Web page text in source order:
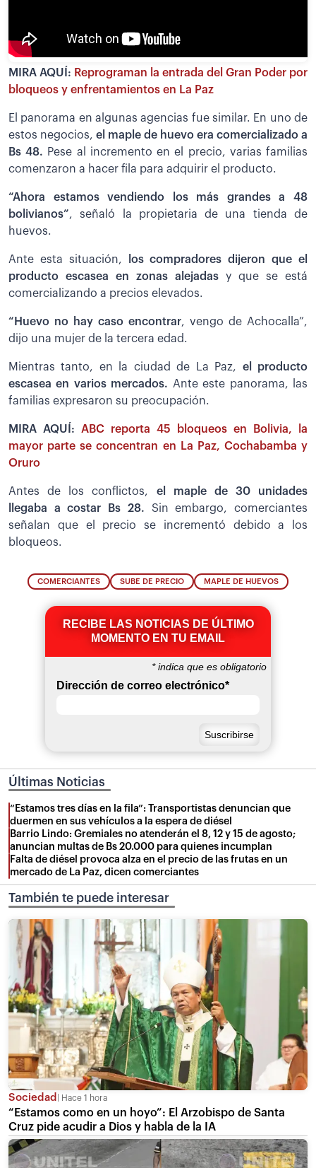
MIRA AQUÍ: Reprograman la entrada del Gran Poder por
bloqueos y enfrentamientos en La Paz
El panorama en algunas agencias fue similar. En uno de
estos negocios, el maple de huevo era comercializado a
Bs 48. Pese al incremento en el precio, varias familias
comenzaron a hacer fila para adquirir el producto.
“Ahora estamos vendiendo los más grandes a 48
bolivianos”, señaló la propietaria de una tienda de
huevos.
Ante esta situación,
los compradores dijeron que el
producto escasea en zonas alejadas y que se está
comercializando a precios elevados.
“Huevo no hay caso encontrar, vengo de Achocalla”,
dijo una mujer de la tercera edad.
Mientras tanto, en la ciudad de La Paz, el producto
escasea en varios mercados. Ante este panorama, las
familias expresaron su preocupación.
MIRA AQUÍ: ABC reporta 45 bloqueos en Bolivia, la
mayor parte se concentran en La Paz, Cochabamba y
Oruro
Antes de los conflictos, el maple de 30 unidades
llegaba a costar Bs 28. Sin embargo, comerciantes
señalan que el precio se incrementó debido a los
bloqueos.
COMERCIANTES SUBE DE PRECIO MAPLE DE HUEVOS
RECIBE LAS NOTICIAS DE ÚLTIMO
MOMENTO EN TU EMAIL
*indica que es obligatorio
Dirección de correo electrónico*
Últimas Noticias
“Estamos tres días en la fila”: Transportistas denuncian que
duermen en sus vehículos a la espera de diésel
Barrio Lindo: Gremiales no atenderán el 8, 12 y 15 de agosto;
anuncian multas de Bs 20.000 para quienes incumplan
Falta de diésel provoca alza en el precio de las frutas en un
mercado de La Paz, dicen comerciantes
También te puede interesar
Sociedad Hace 1 hora
“Estamos como en un hoyo”: El Arzobispo de Santa
Cruz pide acudir a Dios y habla de la IA